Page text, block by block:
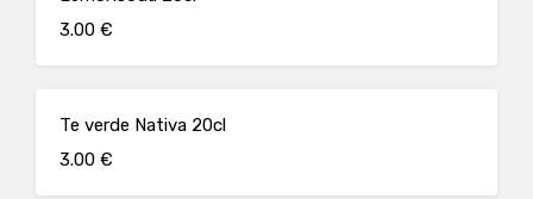
3.00 €
Te verde Nativa 20cl
3.00 €